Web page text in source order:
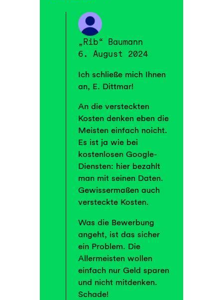
„Rib“ Baumann
6. August 2024
Ich schließe mich Ihnen
an, E. Dittmar!
An die versteckten
Kosten denken eben die
Meisten einfach noicht.
Es ist ja wie bei
kostenlosen Google-
Diensten: hier bezahlt
man mit seinen Daten.
Gewissermaßen auch
versteckte Kosten.
Was die Bewerbung
angeht, ist das sicher
ein Problem. Die
Allermeisten wollen
einfach nur Geld sparen
und nicht mitdenken.
Schade!